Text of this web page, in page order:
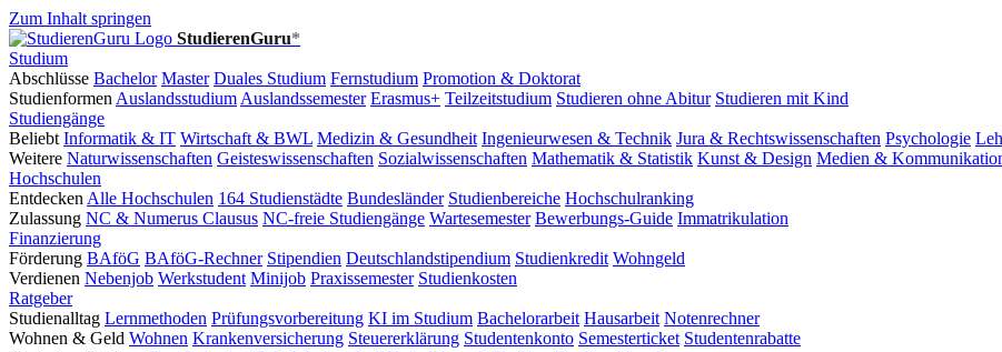
Zum Inhalt springen
StudierenGuru*
Studium
Abschlüsse Bachelor Master Duales Studium Fernstudium Promotion & Doktorat
Studienformen Auslandsstudium Auslandssemester Erasmus+ Teilzeitstudium Studieren ohne Abitur Studieren mit Kind
Studiengänge
Beliebt Informatik & IT Wirtschaft & BWL Medizin & Gesundheit Ingenieurwesen & Technik Jura & Rechtswissenschaften Psychologie
Weitere Naturwissenschaften Geisteswissenschaften Sozialwissenschaften Mathematik & Statistik Kunst & Design Medien &
Hochschulen
Entdecken Alle Hochschulen 164 Studienstädte Bundesländer Studienbereiche Hochschulranking
Zulassung NC & Numerus Clausus NC-freie Studiengänge Wartesemester Bewerbungs-Guide Immatrikulation
Finanzierung
Förderung BAföG BAföG-Rechner Stipendien Deutschlandstipendium Studienkredit Wohngeld
Verdienen Nebenjob Werkstudent Minijob Praxissemester Studienkosten
Ratgeber
Studienalltag Lernmethoden Prüfungsvorbereitung KI im Studium Bachelorarbeit Hausarbeit Notenrechner
Wohnen & Geld Wohnen Krankenversicherung Steuererklärung Studentenkonto Semesterticket Studentenrabatte